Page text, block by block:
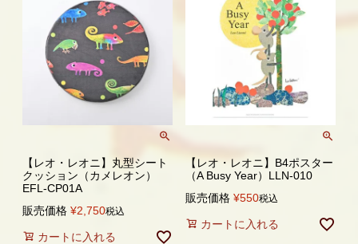
【レオ・レオニ】丸型シート
クッション（カメレオン）
EFL-CP01A
販売価格 ¥2,750税込
カートに入れる
【レオ・レオニ】B4ポスター
（A Busy Year）LLN-010
販売価格 ¥550税込
カートに入れる